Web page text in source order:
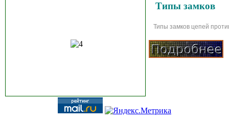
Типы замков
Типы замков цепей